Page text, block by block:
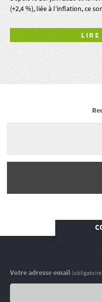
(+2,4 %), liée à l’inflation, ce
LIRE
Votre adresse email